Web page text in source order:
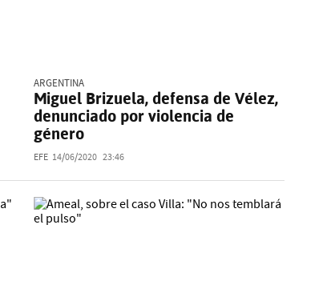
ARGENTINA
Miguel Brizuela, defensa de Vélez,
denunciado por violencia de
género
EFE 14/06/2020 23:46